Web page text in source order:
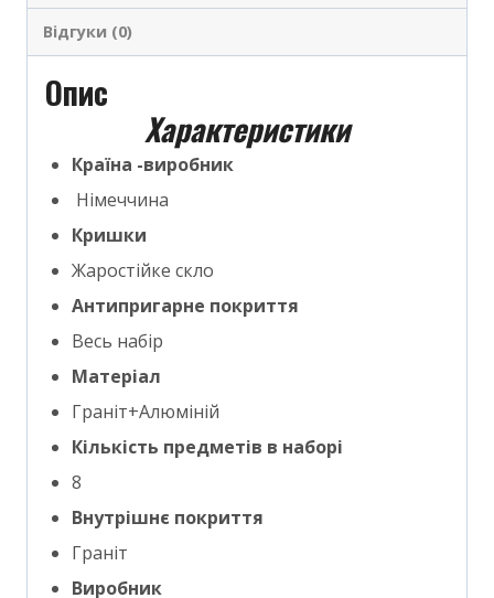
Відгуки (0)
Опис
Характеристики
Країна -виробник
Німеччина
Кришки
Жаростійке скло
Антипригарне покриття
Весь набір
Матеріал
Граніт+Алюміній
Кількість предметів в наборі
8
Внутрішнє покриття
Граніт
Виробник